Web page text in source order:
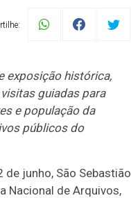
exposição histórica,
guiadas para
e população da
públicos do
de junho, São Sebastião
Nacional de Arquivos,